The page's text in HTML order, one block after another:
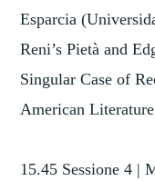
Esparcia
Reni’s Pietà and
Singular Case of
American
15.45 Sessione 4 |